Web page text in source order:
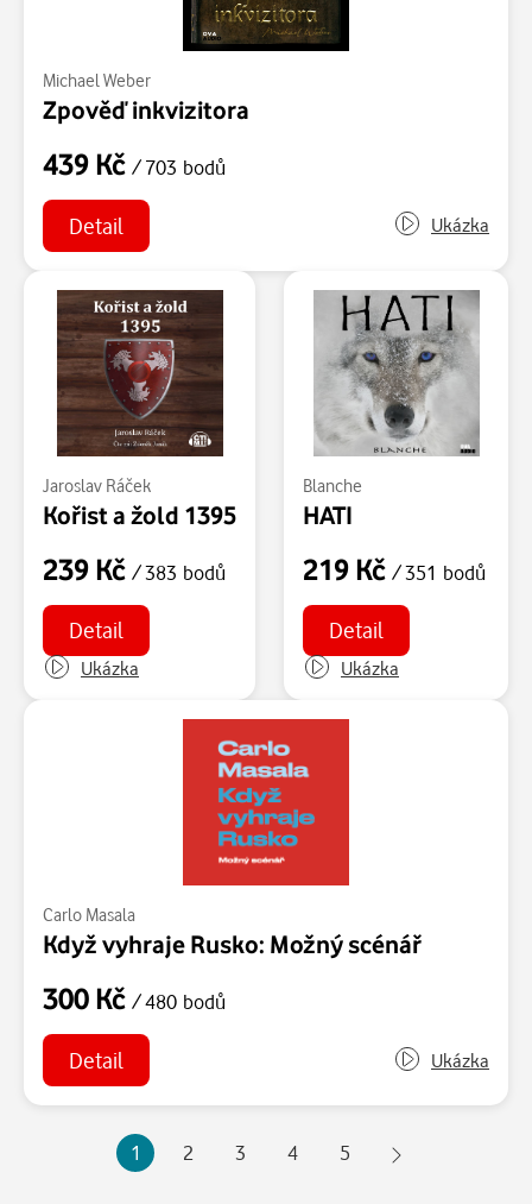
Michael Weber
Zpověď inkvizitora
439 Kč / 703 bodů
Detail Ukázka
Jaroslav Ráček
Kořist a žold 1395
239 Kč / 383 bodů
Detail
Ukázka
Blanche
HATI
219 Kč / 351 bodů
Detail
Ukázka
Carlo Masala
Když vyhraje Rusko: Možný scénář
300 Kč / 480 bodů
Detail Ukázka
1 2 3 4 5